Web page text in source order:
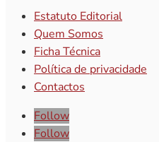
Estatuto Editorial
Quem Somos
Ficha Técnica
Política de privacidade
Contactos
Follow
Follow